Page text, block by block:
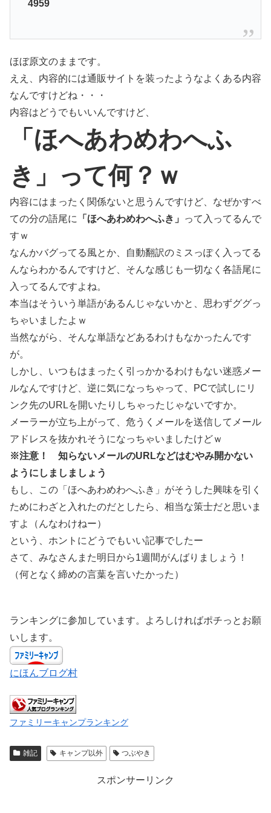
4959
ほぼ原文のままです。
ええ、内容的には通販サイトを装ったようなよくある内容
なんですけどね・・・
内容はどうでもいいんですけど、
「ほへあわめわへふ
き」って何？ｗ
内容にはまったく関係ないと思うんですけど、なぜかすべ
ての分の語尾に
「ほへあわめわへふき」
って入ってるんで
すｗ
なんかバグってる風とか、自動翻訳のミスっぽく入ってる
んならわかるんですけど、そんな感じも一切なく各語尾に
入ってるんですよね。
本当はそういう単語があるんじゃないかと、思わずググっ
ちゃいましたよｗ
当然ながら、そんな単語などあるわけもなかったんです
が。
しかし、いつもはまったく引っかかるわけもない迷惑メー
ルなんですけど、逆に気になっちゃって、PCで試しにリ
ンク先のURLを開いたりしちゃったじゃないですか。
メーラーが立ち上がって、危うくメールを送信してメール
アドレスを抜かれそうになっちゃいましたけどｗ
※注意！ 知らないメールのURLなどはむやみ開かない
ようにしましましょう
もし、この「ほへあわめわへふき」がそうした興味を引く
ためにわざと入れたのだとしたら、相当な策士だと思いま
すよ（んなわけねー）
という、ホントにどうでもいい記事でしたー
さて、みなさんまた明日から1週間がんばりましょう！
（何となく締めの言葉を言いたかった）
ランキングに参加しています。よろしければポチっとお願
いします。
にほんブログ村
ファミリーキャンプランキング
雑記 キャンプ以外 つぶやき
スポンサーリンク